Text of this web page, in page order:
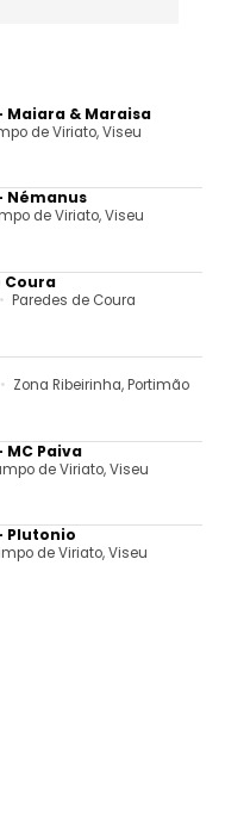
Maiara & Maraisa
de Viriato, Viseu
Némanus
de Viriato, Viseu
Coura
Paredes de Coura
Zona Ribeirinha, Portimão
MC Paiva
de Viriato, Viseu
Plutonio
de Viriato, Viseu